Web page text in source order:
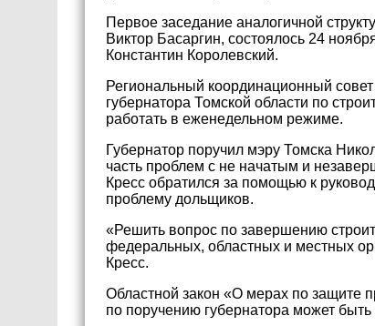
Первое заседание аналогичной
Виктор Басаргин, состоялось 24
Константин Королевский.
Региональный координационный
губернатора Томской области по
работать в еженедельном режиме.
Губернатор поручил мэру Томска
часть проблем с не начатым и
Кресс обратился за помощью к
проблему дольщиков.
«Решить вопрос по завершению
федеральных, областных и местных
Кресс.
Областной закон «О мерах по защите
по поручению губернатора может